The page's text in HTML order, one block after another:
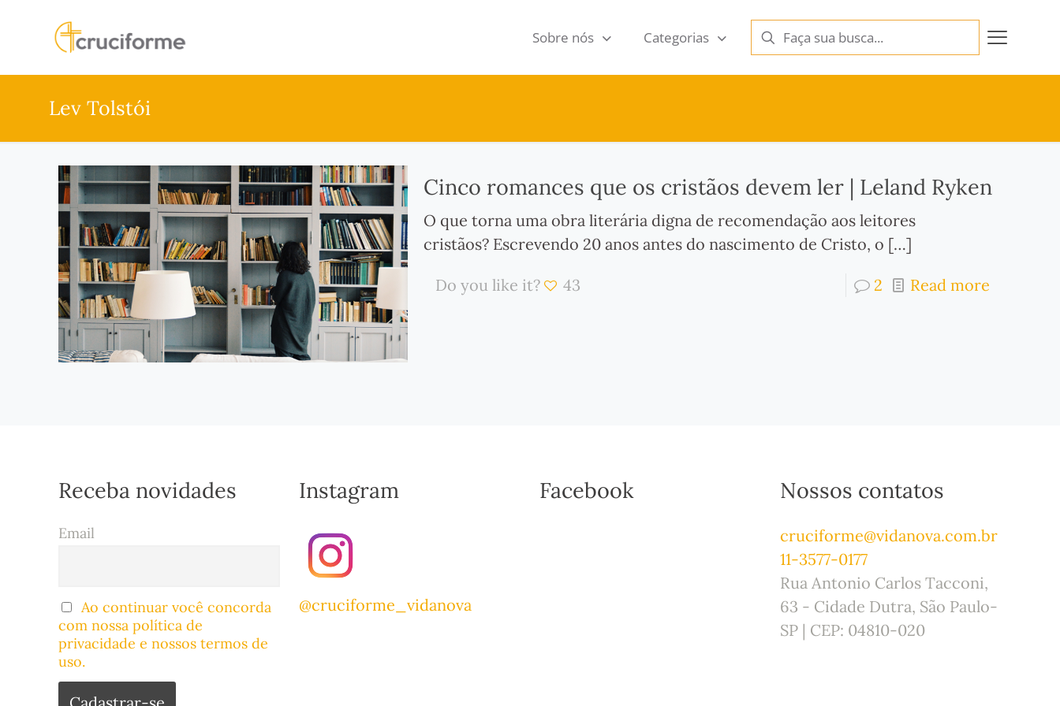
Sobre nós Categorias
Lev Tolstói
Cinco romances que os cristãos devem ler | Leland Ryken
O que torna uma obra literária digna de recomendação aos leitores
cristãos? Escrevendo 20 anos antes do nascimento de Cristo, o […]
Do you like it? 43 2 Read more
Receba novidades
Email
Ao continuar você concorda
com nossa política de
privacidade e nossos termos de
uso.
Instagram
@cruciforme_vidanova
Facebook Nossos contatos
cruciforme@vidanova.com.br
11-3577-0177
Rua Antonio Carlos Tacconi,
63 - Cidade Dutra, São Paulo-
SP | CEP: 04810-020